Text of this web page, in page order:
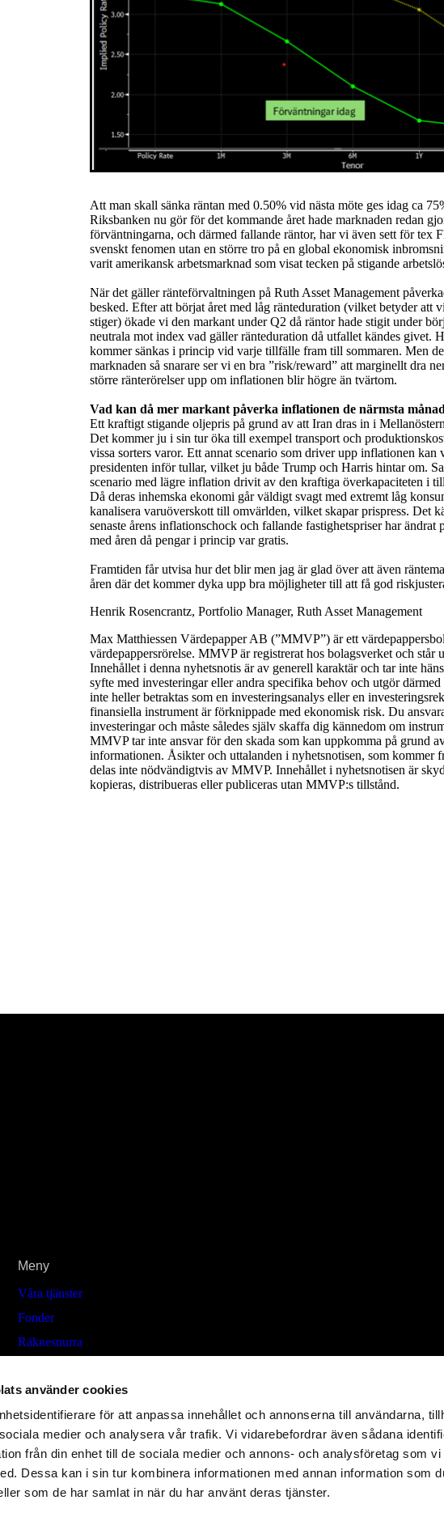
använder cookies
för att anpassa innehållet och annonserna till användarna,
medier och analysera vår trafik. Vi vidarebefordrar även sådana
från din enhet till de sociala medier och annons- och analysföretag som vi
Dessa kan i sin tur kombinera informationen med annan information som
som de har samlat in när du har använt deras tjänster.
Att man skall sänka räntan med 0.50% vid nästa möte ges idag ca
Riksbanken nu gör för det kommande året hade marknaden redan
förväntningarna, och därmed fallande räntor, har vi även sett för tex
svenskt fenomen utan en större tro på en global ekonomisk
varit amerikansk arbetsmarknad som visat tecken på stigande
När det gäller ränteförvaltningen på Ruth Asset Management
besked. Efter att börjat året med låg ränteduration (vilket betyder att
stiger) ökade vi den markant under Q2 då räntor hade stigit under
neutrala mot index vad gäller ränteduration då utfallet kändes givet.
kommer sänkas i princip vid varje tillfälle fram till sommaren. Men
marknaden så snarare ser vi en bra ”risk/reward” att marginellt dra
större ränterörelser upp om inflationen blir högre än tvärtom.
Vad kan då mer markant påverka inflationen de närmsta
Ett kraftigt stigande oljepris på grund av att Iran dras in i
Det kommer ju i sin tur öka till exempel transport och
vissa sorters varor. Ett annat scenario som driver upp inflationen kan
presidenten inför tullar, vilket ju både Trump och Harris hintar om.
scenario med lägre inflation drivit av den kraftiga överkapaciteten i
Då deras inhemska ekonomi går väldigt svagt med extremt låg
kanalisera varuöverskott till omvärlden, vilket skapar prispress. Det
senaste årens inflationschock och fallande fastighetspriser har ändrat
med åren då pengar i princip var gratis.
Framtiden får utvisa hur det blir men jag är glad över att även
åren där det kommer dyka upp bra möjligheter till att få god
Henrik Rosencrantz, Portfolio Manager, Ruth Asset Management
Max Matthiessen Värdepapper AB (”MMVP”) är ett
värdepappersrörelse. MMVP är registrerat hos bolagsverket och står
Innehållet i denna nyhetsnotis är av generell karaktär och tar inte
syfte med investeringar eller andra specifika behov och utgör
inte heller betraktas som en investeringsanalys eller en
finansiella instrument är förknippade med ekonomisk risk. Du
investeringar och måste således själv skaffa dig kännedom om
MMVP tar inte ansvar för den skada som kan uppkomma på grund
informationen. Åsikter och uttalanden i nyhetsnotisen, som kommer
delas inte nödvändigtvis av MMVP. Innehållet i nyhetsnotisen är
kopieras, distribueras eller publiceras utan MMVP:s tillstånd.
Meny
Våra tjänster
Fonder
Räknesnurra
Om Msave
Bli kund
Logga in